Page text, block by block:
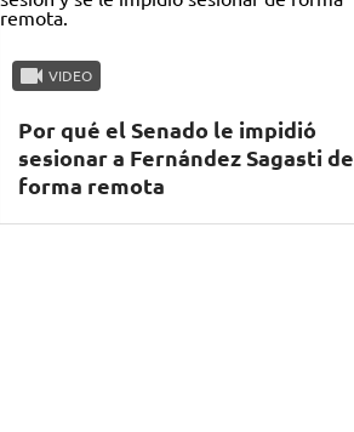
VIDEO
Por qué el Senado le impidió
sesionar a Fernández Sagasti de
forma remota